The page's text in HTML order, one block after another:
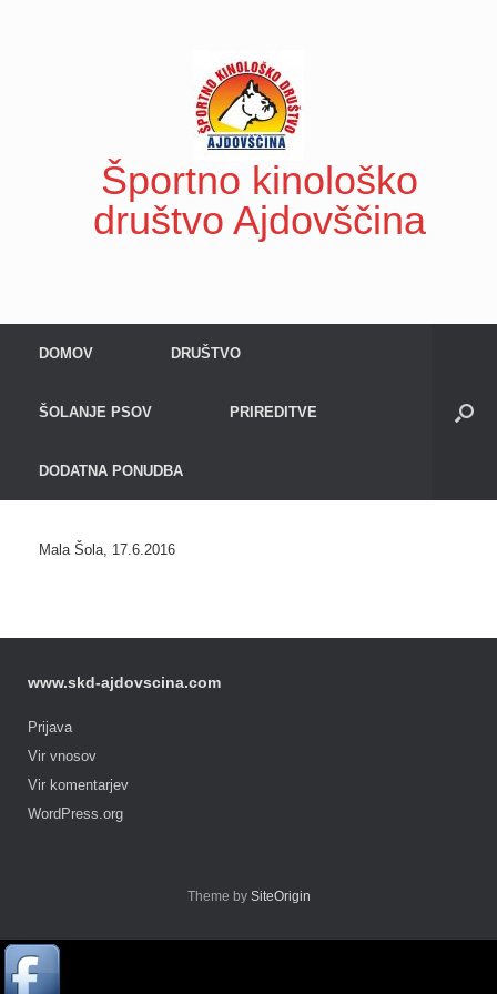
Športno kinološko
društvo Ajdovščina
DOMOV DRUŠTVO
ŠOLANJE PSOV PRIREDITVE
DODATNA PONUDBA
Mala Šola, 17.6.2016
www.skd-ajdovscina.com
Prijava
Vir vnosov
Vir komentarjev
WordPress.org
Theme by SiteOrigin